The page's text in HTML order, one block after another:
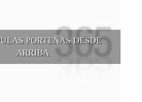
PORTEÑAS DESDE
ARRIBA